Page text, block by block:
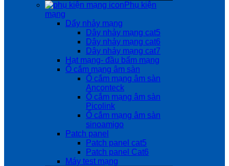
Phụ kiện
mạng
Dẩy nhảy mạng
Dây nhảy mạng cat5
Dây nhảy mạng cat6
Dây nhảy mạng cat7
Hạt mạng- đầu bấm mạng
Ổ cắm mạng âm sàn
Ổ cắm mạng âm sàn
Anconteck
Ổ cắm mạng âm sàn
Picolink
Ổ cắm mạng âm sàn
sinoamigo
Patch panel
Patch panel cat5
Patch panel Cat6
Máy test mạng